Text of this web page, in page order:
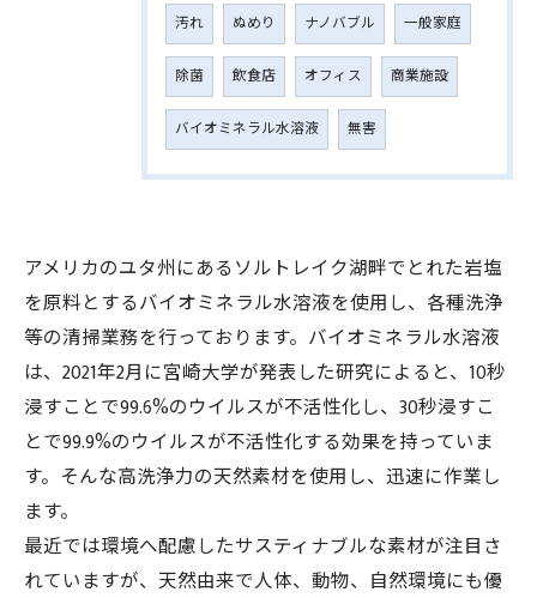
汚れ ぬめり ナノバブル 一般家庭
除菌 飲食店 オフィス 商業施設
バイオミネラル水溶液 無害
アメリカのユタ州にあるソルトレイク湖畔でとれた岩塩
を原料とするバイオミネラル水溶液を使用し、各種洗浄
等の清掃業務を行っております。バイオミネラル水溶液
は、2021年2月に宮崎大学が発表した研究によると、10秒
浸すことで99.6%のウイルスが不活性化し、30秒浸すこ
とで99.9%のウイルスが不活性化する効果を持っていま
す。そんな高洗浄力の天然素材を使用し、迅速に作業し
ます。
最近では環境へ配慮したサスティナブルな素材が注目さ
れていますが、天然由来で人体、動物、自然環境にも優